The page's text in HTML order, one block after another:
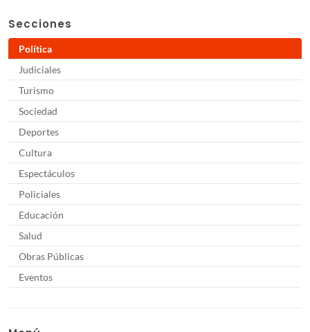
Secciones
Política
Judiciales
Turismo
Sociedad
Deportes
Cultura
Espectáculos
Policiales
Educación
Salud
Obras Públicas
Eventos